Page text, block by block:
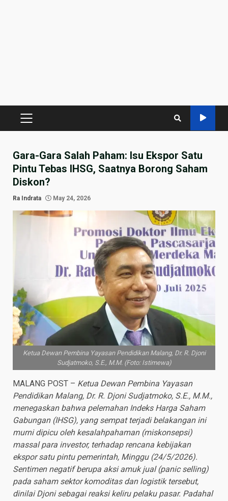
PRIMARY
Gara-Gara Salah Paham: Isu Ekspor Satu
Pintu Tebas IHSG, Saatnya Borong Saham
Diskon?
Ra Indrata May 24, 2026
Ketua Dewan Pembina Yayasan Pendidikan Malang, Dr. R. Djoni
Sudjatmoko, S.E., M.M. (Foto: Istimewa)
MALANG POST – Ketua Dewan Pembina Yayasan
Pendidikan Malang, Dr. R. Djoni Sudjatmoko, S.E., M.M.,
menegaskan bahwa pelemahan Indeks Harga Saham
Gabungan (IHSG), yang sempat terjadi belakangan ini
murni dipicu oleh kesalahpahaman (miskonsepsi)
massal para investor, terhadap rencana kebijakan
ekspor satu pintu pemerintah, Minggu (24/5/2026).
Sentimen negatif berupa aksi amuk jual (panic selling)
pada saham sektor komoditas dan logistik tersebut,
dinilai Djoni sebagai reaksi keliru pelaku pasar. Padahal